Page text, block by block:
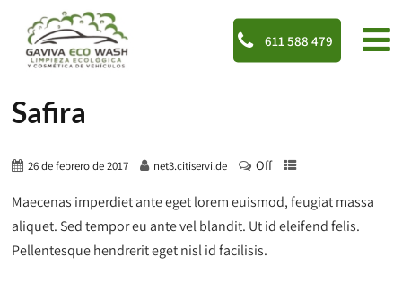
611 588 479
Safira
26 de febrero de 2017 net3.citiservi.de Off
Maecenas imperdiet ante eget lorem euismod, feugiat massa
aliquet. Sed tempor eu ante vel blandit. Ut id eleifend felis.
Pellentesque hendrerit eget nisl id facilisis.